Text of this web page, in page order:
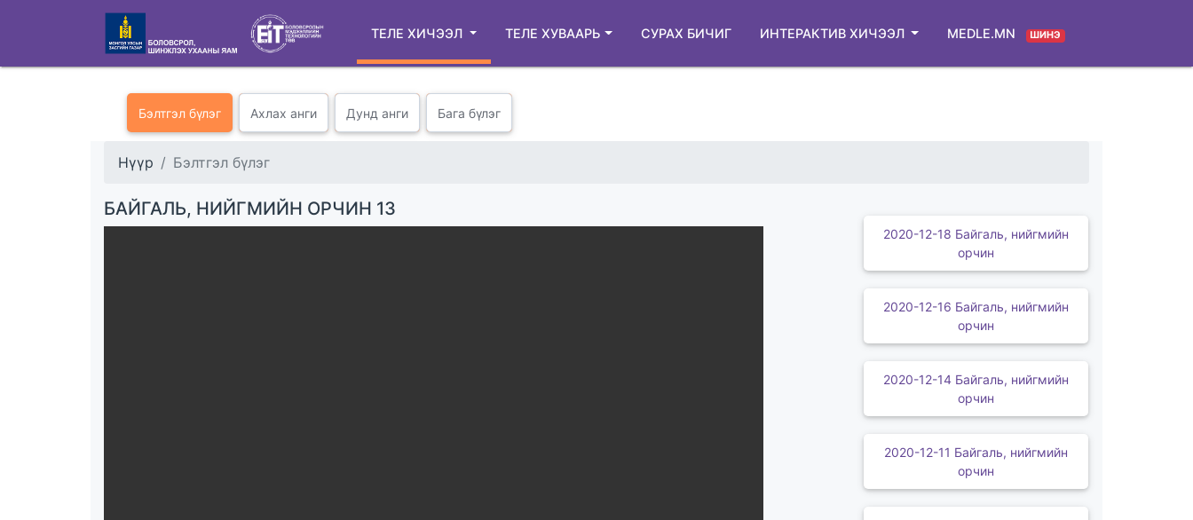
ТЕЛЕ ХИЧЭЭЛ ТЕЛЕ ХУВААРЬ СУРАХ БИЧИГ ИНТЕРАКТИВ ХИЧЭЭЛ MEDLE.MN ШИНЭ
Бэлтгэл бүлэг Ахлах анги Дунд анги Бага бүлэг
Нүүр Бэлтгэл бүлэг
БАЙГАЛЬ, НИЙГМИЙН ОРЧИН 13
2020-12-18 Байгаль, нийгмийн
орчин
2020-12-16 Байгаль, нийгмийн
орчин
2020-12-14 Байгаль, нийгмийн
орчин
2020-12-11 Байгаль, нийгмийн
орчин